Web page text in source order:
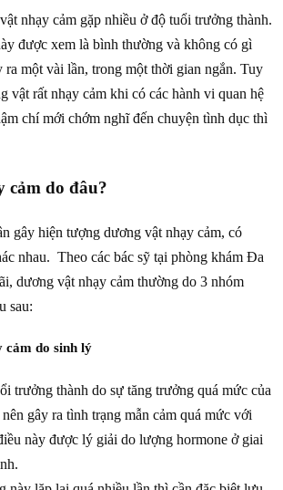
nhạy cảm gặp nhiều ở độ tuổi trưởng thành.
được xem là bình thường và không có gì
ra một vài lần, trong một thời gian ngắn. Tuy
vật rất nhạy cảm khi có các hành vi quan hệ
chí mới chớm nghĩ đến chuyện tình dục thì
cảm do đâu?
gây hiện tượng dương vật nhạy cảm, có
nhau. Theo các bác sỹ tại phòng khám Đa
dương vật nhạy cảm thường do 3 nhóm
sau:
cảm do sinh lý
trưởng thành do sự tăng trưởng quá mức của
gây ra tình trạng mẫn cảm quá mức với
này được lý giải do lượng hormone ở giai